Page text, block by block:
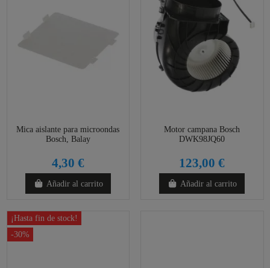
Mica aislante para microondas
Bosch, Balay
4,30 €
Añadir al carrito
Motor campana Bosch
DWK98JQ60
123,00 €
Añadir al carrito
¡Hasta fin de stock!
-30%